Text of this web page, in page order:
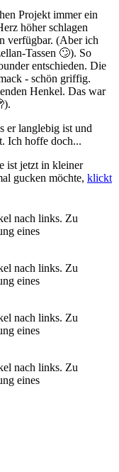
Projekt immer ein
höher schlagen
verfügbar. (Aber ich
Tassen 🙄). So
entschieden. Die
- schön griffig.
Henkel. Das war
er langlebig ist und
Ich hoffe doch...
ist jetzt in kleiner
gucken möchte, klickt